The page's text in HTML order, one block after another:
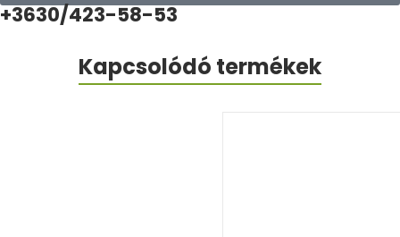
+3630/423-58-53
Kapcsolódó termékek